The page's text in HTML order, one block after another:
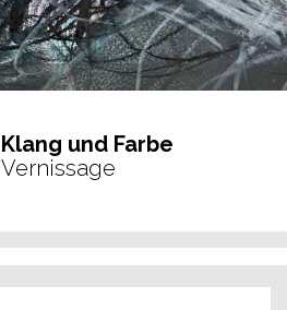
Klang und Farbe
Vernissage